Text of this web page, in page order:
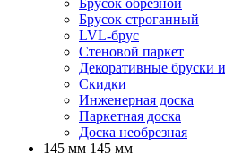
Брусок обрезной
Брусок строганный
LVL-брус
Стеновой паркет
Декоративные бруски
Скидки
Инженерная доска
Паркетная доска
Доска необрезная
145 мм 145 мм